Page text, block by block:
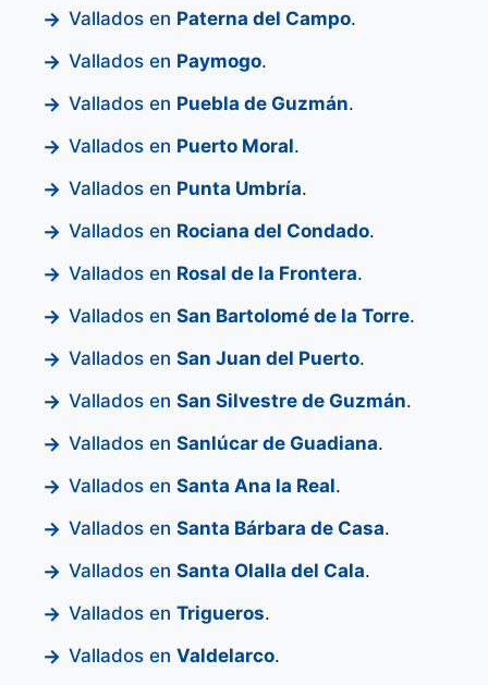
Vallados en Paterna del Campo.
Vallados en Paymogo.
Vallados en Puebla de Guzmán.
Vallados en Puerto Moral.
Vallados en Punta Umbría.
Vallados en Rociana del Condado.
Vallados en Rosal de la Frontera.
Vallados en San Bartolomé de la Torre.
Vallados en San Juan del Puerto.
Vallados en San Silvestre de Guzmán.
Vallados en Sanlúcar de Guadiana.
Vallados en Santa Ana la Real.
Vallados en Santa Bárbara de Casa.
Vallados en Santa Olalla del Cala.
Vallados en Trigueros.
Vallados en Valdelarco.